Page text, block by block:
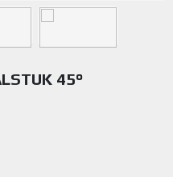
45°